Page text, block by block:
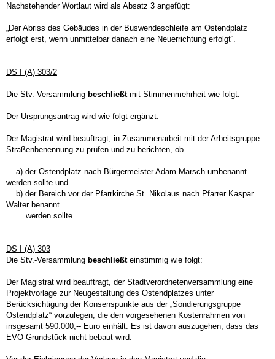
Nachstehender Wortlaut wird als Absatz 3 angefügt:
„Der Abriss des Gebäudes in der Buswendeschleife am Ostendplatz
erfolgt erst, wenn unmittelbar danach eine Neuerrichtung erfolgt“.
DS I (A) 303/2
Die Stv.-Versammlung beschließtmit Stimmenmehrheit wie folgt:
Der Ursprungsantrag wird wie folgt ergänzt:
Der Magistrat wird beauftragt, in Zusammenarbeit mit der Arbeitsgruppe
Straßenbenennung zu prüfen und zu berichten, ob
a) der Ostendplatz nach Bürgermeister Adam Marsch umbenannt
werden sollte und
b) der Bereich vor der Pfarrkirche St. Nikolaus nach Pfarrer Kaspar
Walter benannt
werden sollte.
DS I (A) 303
Die Stv.-Versammlung beschließteinstimmig wie folgt:
Der Magistrat wird beauftragt, der Stadtverordnetenversammlung eine
Projektvorlage zur Neugestaltung des Ostendplatzes unter
Berücksichtigung der Konsenspunkte aus der „Sondierungsgruppe
Ostendplatz“ vorzulegen, die den vorgesehenen Kostenrahmen von
insgesamt 590.000,-- Euro einhält. Es ist davon auszugehen, dass das
EVO-Grundstück nicht bebaut wird.